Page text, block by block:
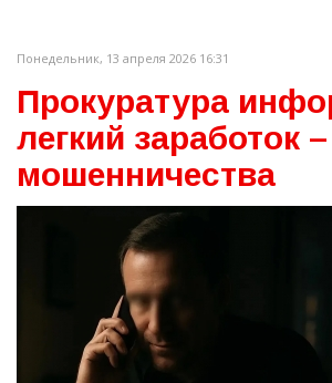
Понедельник, 13 апреля 2026 16:31
Прокуратура
легкий заработок
мошенничества